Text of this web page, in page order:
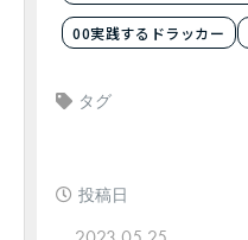
00実践するドラッカー
タグ
投稿日